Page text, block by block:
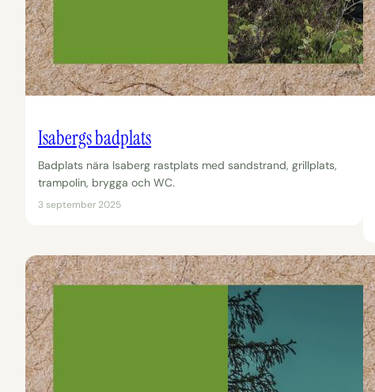
Isabergs badplats
Badplats nära Isaberg rastplats med sandstrand, grillplats,
trampolin, brygga och WC.
3 september 2025